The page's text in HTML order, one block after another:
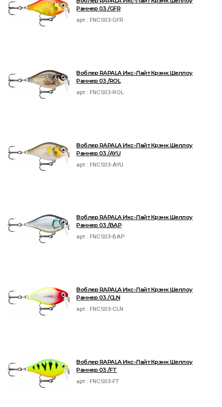
Раннер 03 /GFR
арт.: FNCS03-GFR
Воблер RAPALA Икс-Лайт Крэнк Шеллоу
Раннер 03 /ROL
арт.: FNCS03-ROL
Воблер RAPALA Икс-Лайт Крэнк Шеллоу
Раннер 03 /AYU
арт.: FNCS03-AYU
Воблер RAPALA Икс-Лайт Крэнк Шеллоу
Раннер 03 /BAP
арт.: FNCS03-BAP
Воблер RAPALA Икс-Лайт Крэнк Шеллоу
Раннер 03 /CLN
арт.: FNCS03-CLN
Воблер RAPALA Икс-Лайт Крэнк Шеллоу
Раннер 03 /FT
арт.: FNCS03-FT